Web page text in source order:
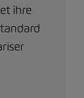
ihre